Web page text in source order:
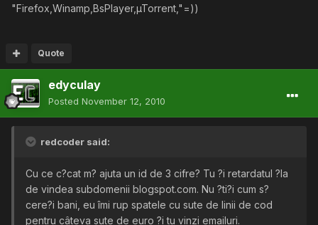
"Firefox,Winamp,BsPlayer,µTorrent,"=))
Quote
edyculay
Posted November 12, 2010
redcoder said:
Cu ce c?cat m? ajuta un id de 3 cifre? Tu ?i retardatul ?la
de vindea subdomenii blogspot.com. Nu ?ti?i cum s?
cere?i bani, eu îmi rup spatele cu sute de linii de cod
pentru câteva sute de euro ?i tu vinzi emailuri.